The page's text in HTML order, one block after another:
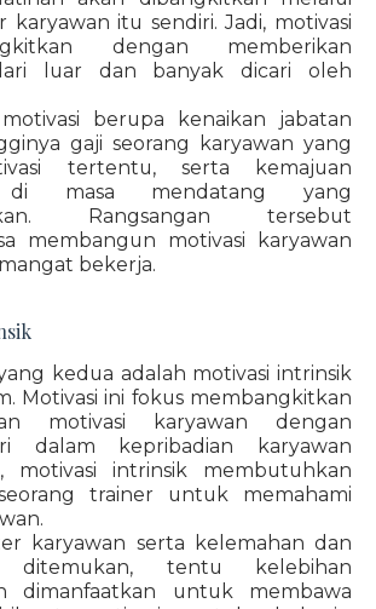
itu sendiri. Jadi, motivasi
dengan memberikan
luar dan banyak dicari oleh
berupa kenaikan jabatan
gaji seorang karyawan yang
tertentu, serta kemajuan
di masa mendatang yang
Rangsangan tersebut
membangun motivasi karyawan
bekerja.
kedua adalah motivasi intrinsik
Motivasi ini fokus membangkitkan
motivasi karyawan dengan
dalam kepribadian karyawan
motivasi intrinsik membutuhkan
trainer untuk memahami
karyawan serta kelemahan dan
ditemukan, tentu kelebihan
dimanfaatkan untuk membawa